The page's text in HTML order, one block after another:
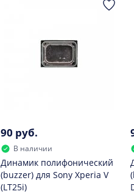
90 руб.
В наличии
Динамик полифонический
(buzzer) для Sony Xperia V
(LT25i)